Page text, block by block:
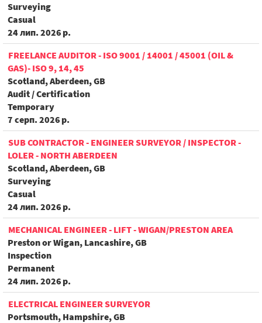
Surveying
Casual
24 лип. 2026 р.
FREELANCE AUDITOR - ISO 9001 / 14001 / 45001 (OIL &
GAS)- ISO 9, 14, 45
Scotland, Aberdeen, GB
Audit / Certification
Temporary
7 серп. 2026 р.
SUB CONTRACTOR - ENGINEER SURVEYOR / INSPECTOR -
LOLER - NORTH ABERDEEN
Scotland, Aberdeen, GB
Surveying
Casual
24 лип. 2026 р.
MECHANICAL ENGINEER - LIFT - WIGAN/PRESTON AREA
Preston or Wigan, Lancashire, GB
Inspection
Permanent
24 лип. 2026 р.
ELECTRICAL ENGINEER SURVEYOR
Portsmouth, Hampshire, GB